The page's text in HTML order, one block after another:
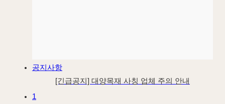
공지사항
[긴급공지] 대양목재 사칭 업체 주의 안내
1